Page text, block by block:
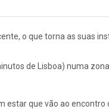
o que torna as suas
de Lisboa) numa
estar que vão ao encontro